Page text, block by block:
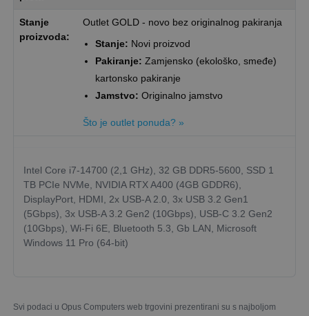
Stanje
proizvoda:
Outlet GOLD - novo bez originalnog pakiranja
Stanje: Novi proizvod
Pakiranje: Zamjensko (ekološko, smeđe)
kartonsko pakiranje
Jamstvo: Originalno jamstvo
Što je outlet ponuda? »
Intel Core i7-14700 (2,1 GHz), 32 GB DDR5-5600, SSD 1
TB PCIe NVMe, NVIDIA RTX A400 (4GB GDDR6),
DisplayPort, HDMI, 2x USB-A 2.0, 3x USB 3.2 Gen1
(5Gbps), 3x USB-A 3.2 Gen2 (10Gbps), USB-C 3.2 Gen2
(10Gbps), Wi-Fi 6E, Bluetooth 5.3, Gb LAN, Microsoft
Windows 11 Pro (64-bit)
Svi podaci u Opus Computers web trgovini prezentirani su s najboljom